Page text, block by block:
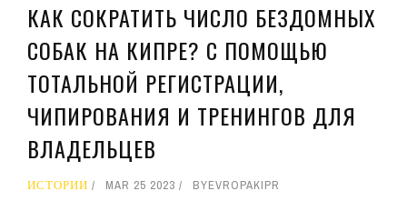
КАК СОКРАТИТЬ ЧИСЛО БЕЗДОМНЫХ
СОБАК НА КИПРЕ? С ПОМОЩЬЮ
ТОТАЛЬНОЙ РЕГИСТРАЦИИ,
ЧИПИРОВАНИЯ И ТРЕНИНГОВ ДЛЯ
ВЛАДЕЛЬЦЕВ
ИСТОРИИ MAR 25 2023 BYEVROPAKIPR